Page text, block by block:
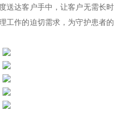
送达客户手中，让客户无需长时
工作的迫切需求，为守护患者的